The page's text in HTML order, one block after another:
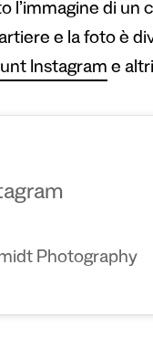
l’immagine di
e la foto è
Instagram e
Photography